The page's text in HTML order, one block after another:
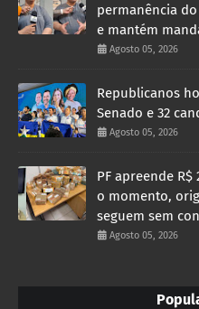
permanência
e mantém
Agosto 05, 2026
Republicanos
Senado e 32
Agosto 05, 2026
PF apreende
o momento,
seguem sem
Agosto 05, 2026